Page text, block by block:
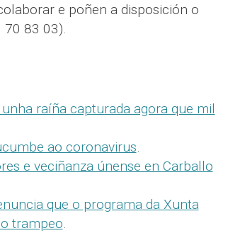
e poñen a disposición o
83 03).
raíña capturada agora que mil
ao coronavirus
e veciñanza únense en Carballo
que o programa da Xunta
trampeo